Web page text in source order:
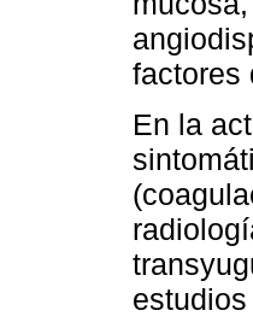
factores
En la